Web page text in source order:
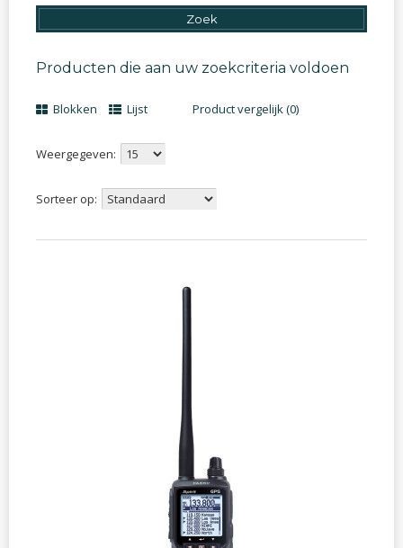
Producten die aan uw zoekcriteria voldoen
Blokken Lijst Product vergelijk (0)
Weergegeven:
Sorteer op: